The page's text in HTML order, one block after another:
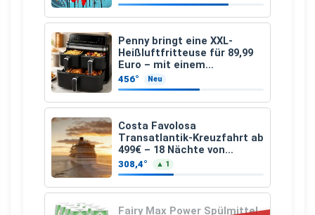
Penny bringt eine XXL-
Heißluftfritteuse für 89,99
Euro – mit einem
besonderen Vorteil
456° Neu
Costa Favolosa
Transatlantik-Kreuzfahrt ab
499€ – 18 Nächte von
Hamburg nach Guadeloupe
308,4° ▲ 1
Fairy Max Power Spülmittel